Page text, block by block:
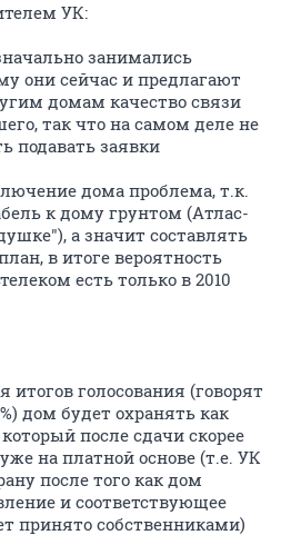
УК:
занимались
они сейчас и предлагают
домам качество связи
так что на самом деле не
подавать заявки
дома проблема, т.к.
к дому грунтом (Атлас-
а значит составлять
в итоге вероятность
есть только в 2010
итогов голосования (говорят
дом будет охранять как
после сдачи скорее
на платной основе (т.е. УК
после того как дом
и соответствующее
принято собственниками)